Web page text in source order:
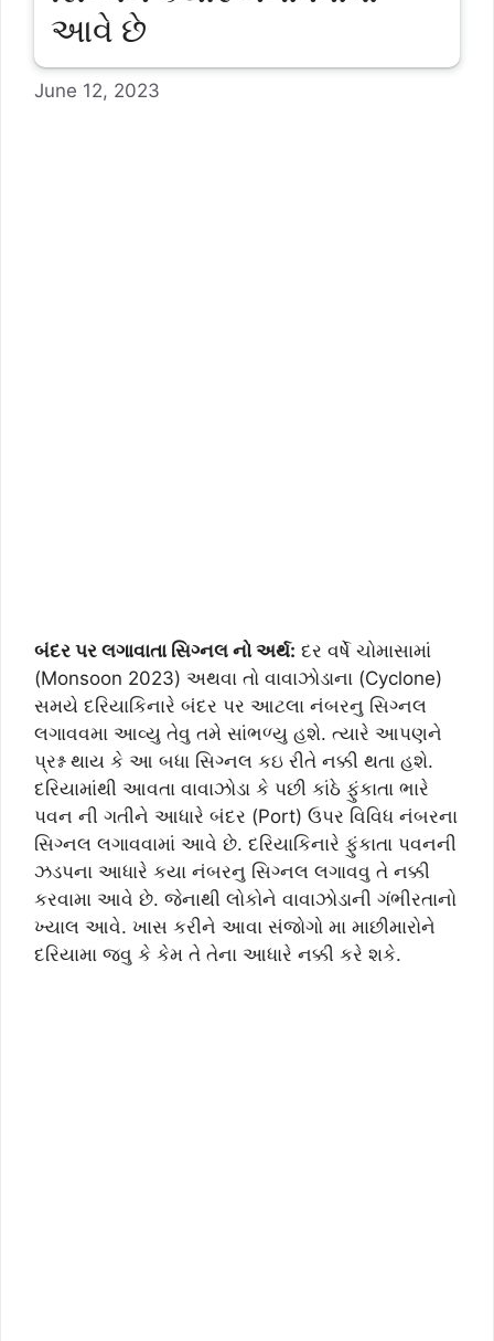
આવે છે
June 12, 2023
બંદર પર લગાવાતા સિગ્નલ નો અર્થ: દર વર્ષે ચોમાસામાં
(Monsoon 2023) અથવા તો વાવાઝોડાના (Cyclone)
સમયે દરિયાકિનારે બંદર પર આટલા નંબરનુ સિગ્નલ
લગાવવમા આવ્યુ તેવુ તમે સાંભળ્યુ હશે. ત્યારે આપણને
પ્રશ્ન થાય કે આ બધા સિગ્નલ કઇ રીતે નક્કી થતા હશે.
દરિયામાંથી આવતા વાવાઝોડા કે પછી કાંઠે ફુંકાતા ભારે
પવન ની ગતીને આધારે બંદર (Port) ઉપર વિવિધ નંબરના
સિગ્નલ લગાવવામાં આવે છે. દરિયાકિનારે ફુંકાતા પવનની
ઝડપના આધારે કયા નંબરનુ સિગ્નલ લગાવવુ તે નક્કી
કરવામા આવે છે. જેનાથી લોકોને વાવાઝોડાની ગંભીરતાનો
ખ્યાલ આવે. ખાસ કરીને આવા સંજોગો મા માછીમારોને
દરિયામા જવુ કે કેમ તે તેના આધારે નક્કી કરે શકે.